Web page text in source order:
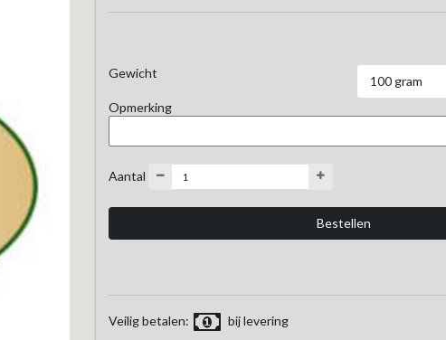
Gewicht
100 gram
Opmerking
Aantal
Veilig betalen: bij levering